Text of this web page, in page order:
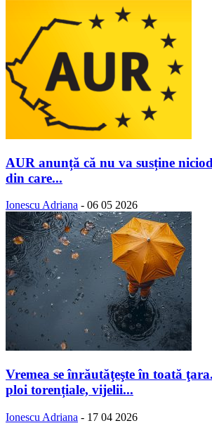
AUR anunță că nu va susține
din care...
Ionescu Adriana - 06 05 2026
Vremea se înrăutăţeşte în toată
ploi torențiale, vijelii...
Ionescu Adriana - 17 04 2026